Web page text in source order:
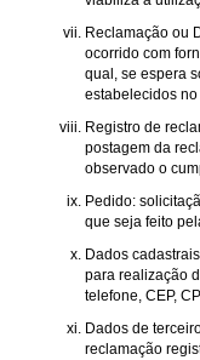
Reclamação ou
ocorrido com
qual, se espera
estabelecidos no
Registro de
postagem da
observado o
Pedido:
que seja feito
Dados
para realização
telefone, CEP,
Dados de
reclamação